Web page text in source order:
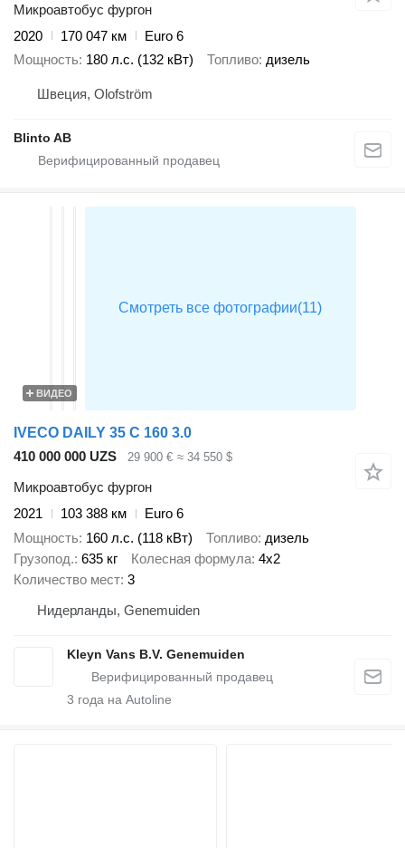
Микроавтобус фургон
2020
170 047 км
Euro 6
Мощность 180 л.с. (132 кВт) Топливо дизель
Швеция, Olofström
Blinto AB
ВИДЕО
IVECO DAILY 35 C 160 3.0
410 000 000 UZS
29 900 € ≈ 34 550 $
Микроавтобус фургон
2021
103 388 км
Euro 6
Мощность 160 л.с. (118 кВт) Топливо дизель
Грузопод. 635 кг Колесная формула 4x2
Количество мест 3
Нидерланды, Genemuiden
Kleyn Vans B.V. Genemuiden
3 года на Autoline